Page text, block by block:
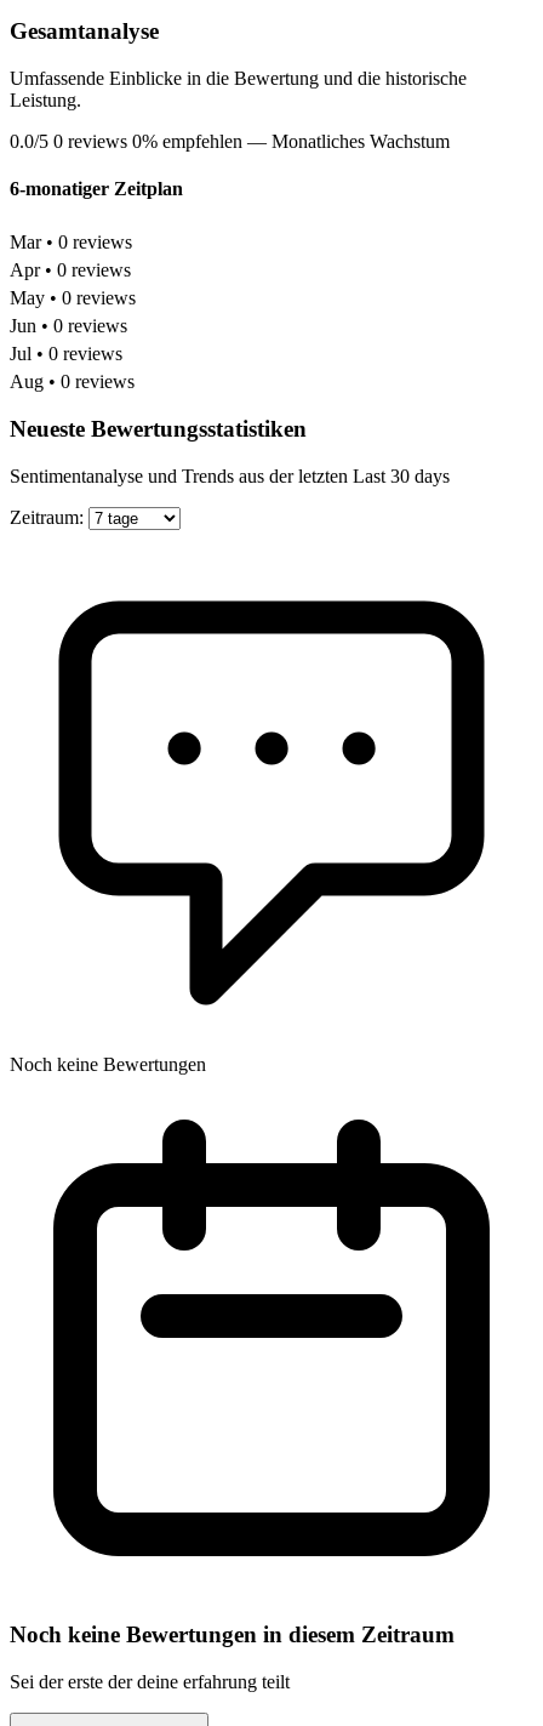
Gesamtanalyse
Umfassende Einblicke in die Bewertung und die historische
Leistung.
0.0/5 0 reviews 0% empfehlen — Monatliches Wachstum
6-monatiger Zeitplan
Mar • 0 reviews
Apr • 0 reviews
May • 0 reviews
Jun • 0 reviews
Jul • 0 reviews
Aug • 0 reviews
Neueste Bewertungsstatistiken
Sentimentanalyse und Trends aus der letzten Last 30 days
Zeitraum:
Noch keine Bewertungen
Noch keine Bewertungen in diesem Zeitraum
Sei der erste der deine erfahrung teilt